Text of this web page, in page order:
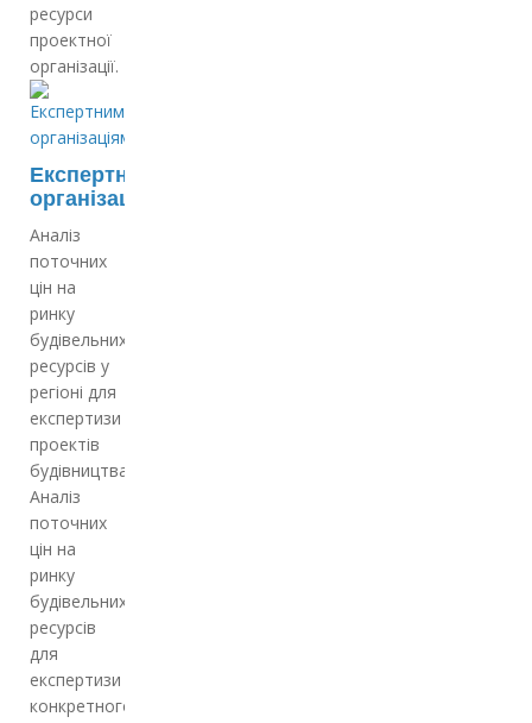
ресурси
проектної
організації.
Експертним
організаціям
Аналіз
поточних
цін на
ринку
будівельних
ресурсів у
регіоні для
експертизи
проектів
будівництва;
Аналіз
поточних
цін на
ринку
будівельних
ресурсів
для
експертизи
конкретного